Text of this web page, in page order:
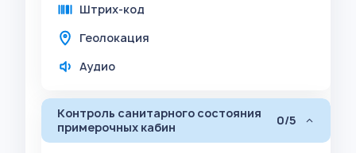
Штрих-код
Геолокация
Аудио
Контроль санитарного состояния
примерочных кабин
0/5